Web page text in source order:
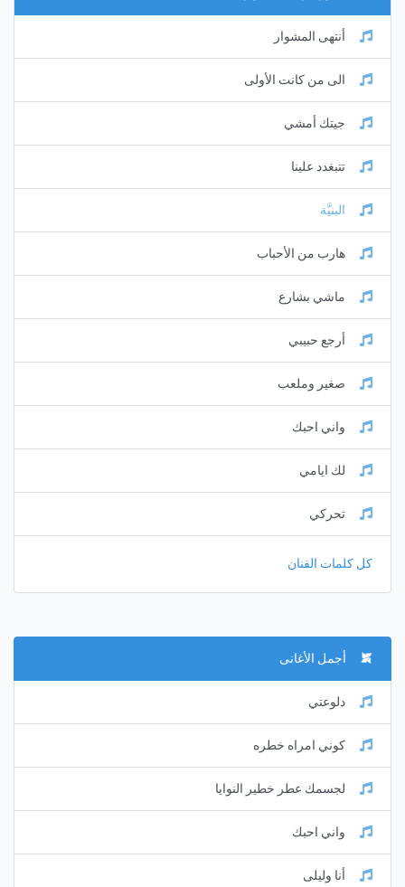
أنتهى المشوار
الى من كانت الأولى
جيتك أمشي
تتبغدد علينا
البنيَّة
هارب من الأحباب
ماشي بشارع
أرجع حبيبي
صغير وملعب
واني احبك
لك ايامي
تحركي
كل كلمات الفنان
أجمل الأغانى
دلوعتي
كوني امراه خطره
لجسمك عطر خطير النوايا
واني احبك
أنا وليلى